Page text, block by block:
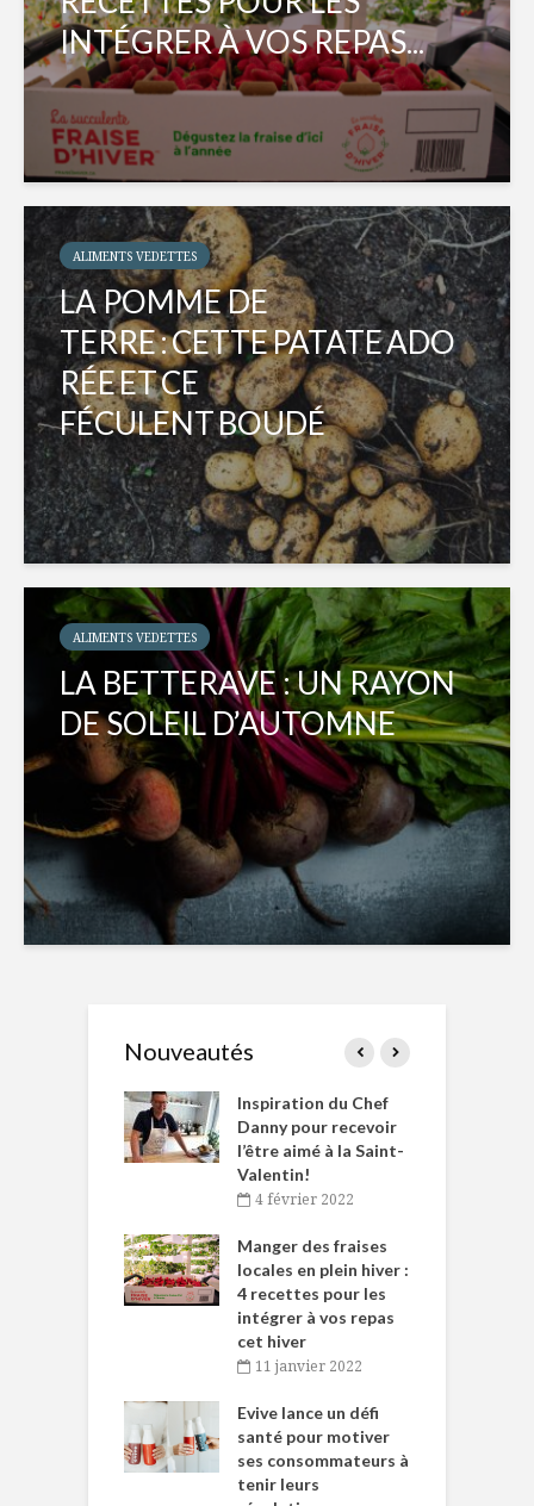
INTÉGRER À VOS REPAS...
ALIMENTS VEDETTES
LA POMME DE
TERRE : CETTE PATATE ADO
RÉE ET CE
FÉCULENT BOUDÉ
ALIMENTS VEDETTES
LA BETTERAVE : UN RAYON
DE SOLEIL D’AUTOMNE
Nouveautés
Inspiration du Chef
Danny pour recevoir
l’être aimé à la Saint-
Valentin!
4 février 2022
Manger des fraises
locales en plein hiver :
4 recettes pour les
intégrer à vos repas
cet hiver
11 janvier 2022
Evive lance un défi
santé pour motiver
ses consommateurs à
tenir leurs